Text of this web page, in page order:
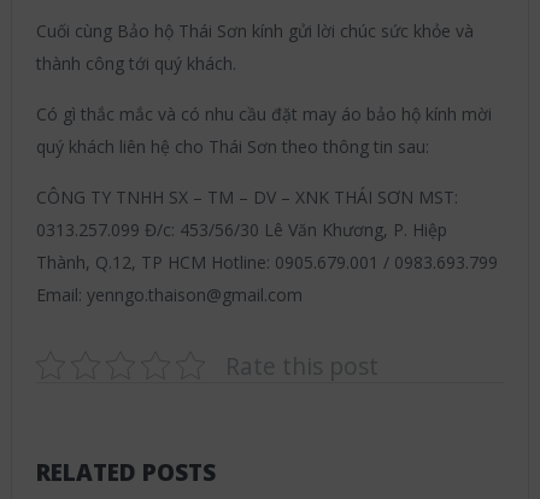
Cuối cùng Bảo hộ Thái Sơn kính gửi lời chúc sức khỏe và
thành công tới quý khách.
Có gì thắc mắc và có nhu cầu đặt may áo bảo hộ kính mời
quý khách liên hệ cho Thái Sơn theo thông tin sau:
CÔNG TY TNHH SX – TM – DV – XNK THÁI SƠN MST:
0313.257.099 Đ/c: 453/56/30 Lê Văn Khương, P. Hiệp
Thành, Q.12, TP HCM Hotline: 0905.679.001 / 0983.693.799
Email: yenngo.thaison@gmail.com
RELATED POSTS